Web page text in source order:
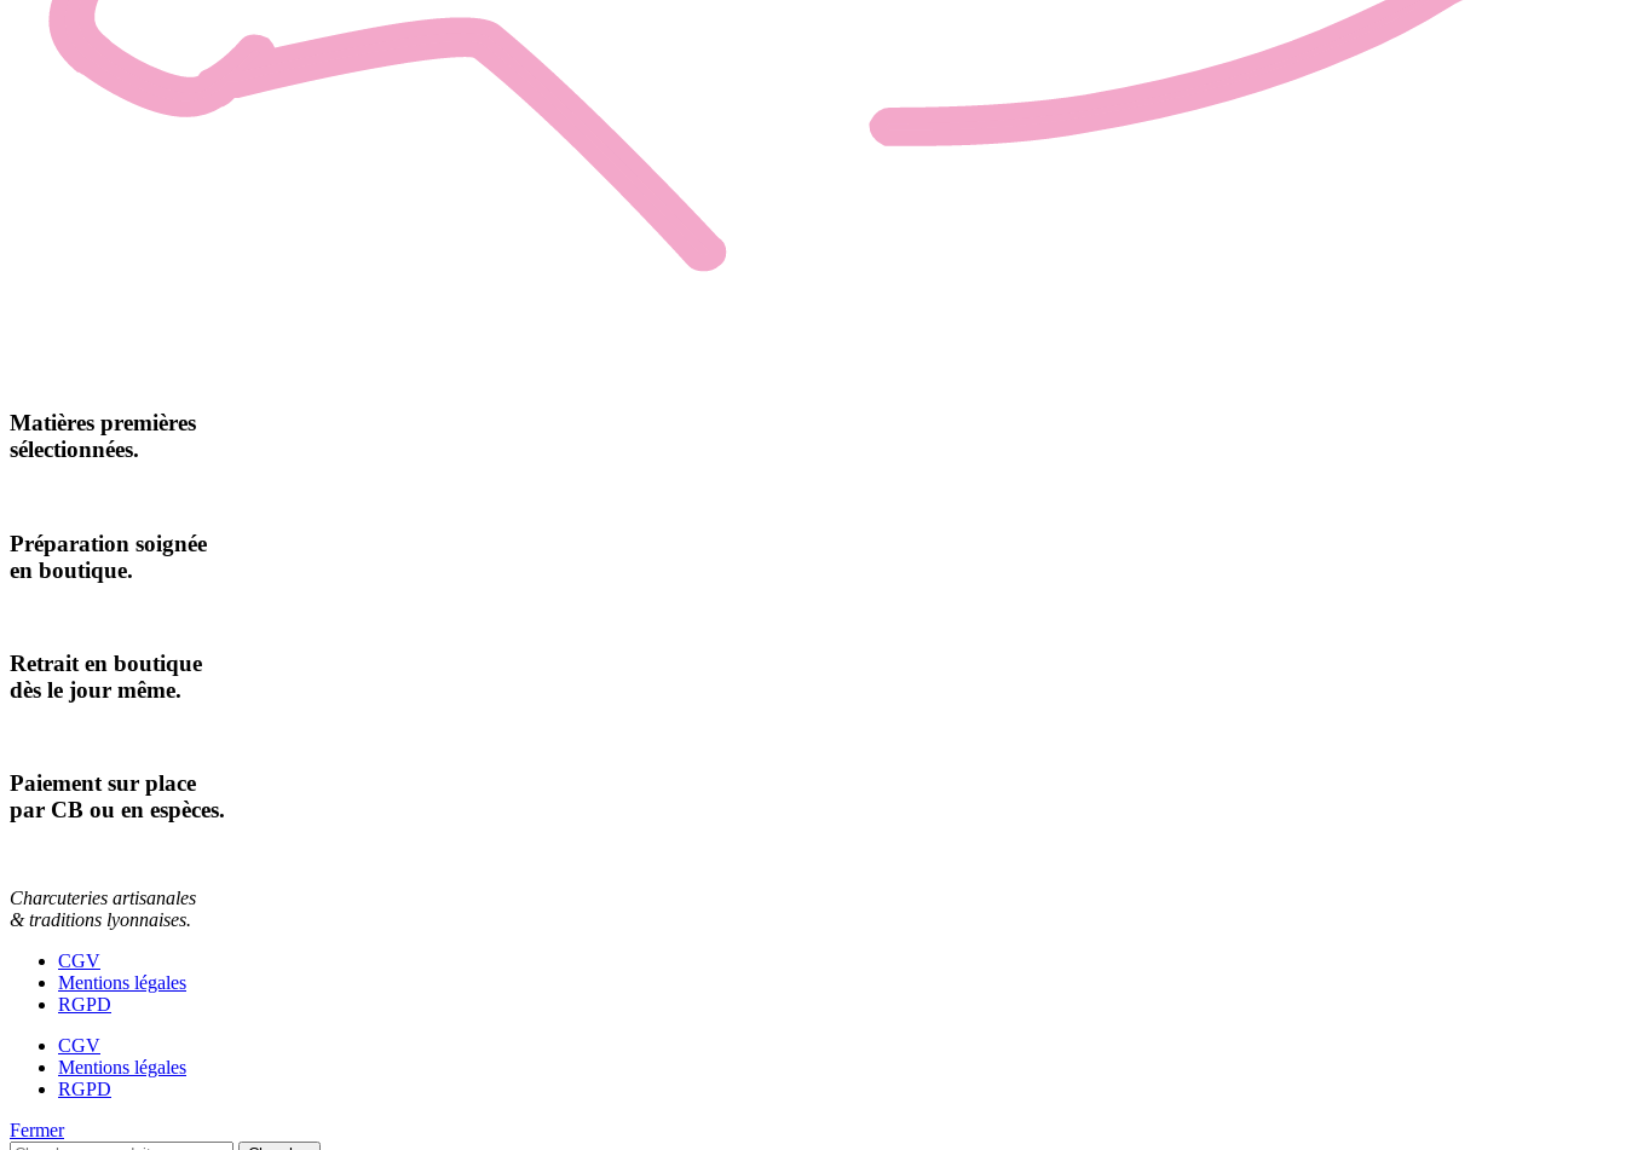
Matières premières
sélectionnées.
Préparation soignée
en boutique.
Retrait en boutique
dès le jour même.
Paiement sur place
par CB ou en espèces.
Charcuteries artisanales
& traditions lyonnaises.
CGV
Mentions légales
RGPD
CGV
Mentions légales
RGPD
Fermer